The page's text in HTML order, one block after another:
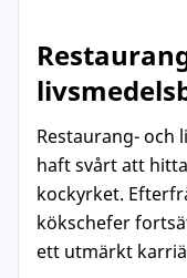
Restaurang- och
haft svårt att
kockyrket.
kökschefer
ett utmärkt